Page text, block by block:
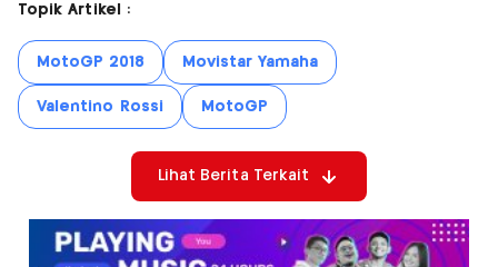
Topik Artikel :
MotoGP 2018 Movistar Yamaha
Valentino Rossi MotoGP
Lihat Berita Terkait